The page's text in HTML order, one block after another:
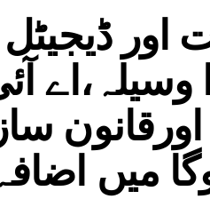
ڈیجیٹل
میں